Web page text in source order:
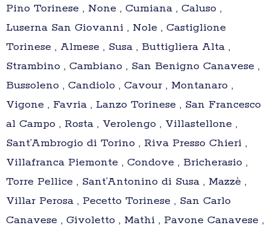
Pino Torinese , None , Cumiana , Caluso ,
Luserna San Giovanni , Nole , Castiglione
Torinese , Almese , Susa , Buttigliera Alta ,
Strambino , Cambiano , San Benigno Canavese ,
Bussoleno , Candiolo , Cavour , Montanaro ,
Vigone , Favria , Lanzo Torinese , San Francesco
al Campo , Rosta , Verolengo , Villastellone ,
Sant’Ambrogio di Torino , Riva Presso Chieri ,
Villafranca Piemonte , Condove , Bricherasio ,
Torre Pellice , Sant’Antonino di Susa , Mazzè ,
Villar Perosa , Pecetto Torinese , San Carlo
Canavese , Givoletto , Mathi , Pavone Canavese ,